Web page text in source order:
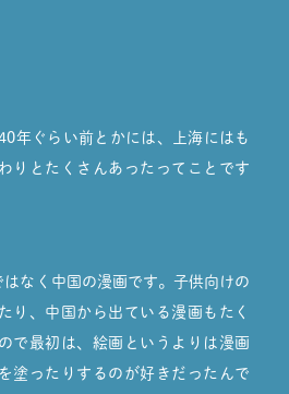
年ぐらい前とかには、上海にはも
りとたくさんあったってことです
はなく中国の漫画です。子供向けの
り、中国から出ている漫画もたく
で最初は、絵画というよりは漫画
塗ったりするのが好きだったんで